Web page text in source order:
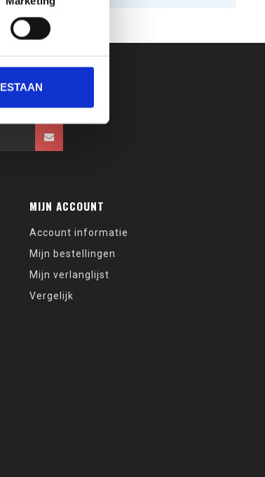
MIJN ACCOUNT
Account informatie
Mijn bestellingen
Mijn verlanglijst
Vergelijk